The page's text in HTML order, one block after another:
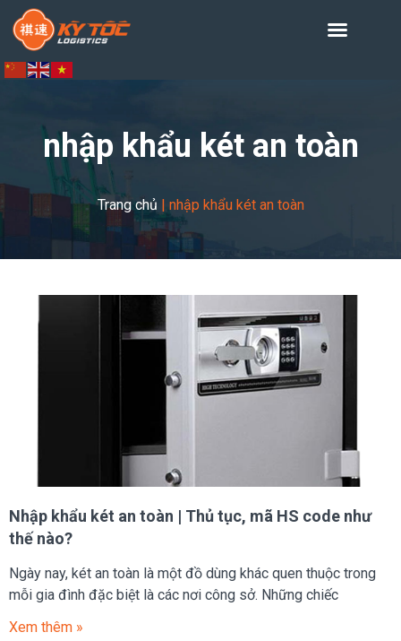
nhập khẩu két an toàn
Trang chủ | nhập khẩu két an toàn
Nhập khẩu két an toàn | Thủ tục, mã HS code như
thế nào?
Ngày nay, két an toàn là một đồ dùng khác quen thuộc trong
mỗi gia đình đặc biệt là các nơi công sở. Những chiếc
Xem thêm »